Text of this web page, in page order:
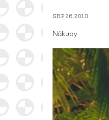
SRP 26, 2018
Nákupy